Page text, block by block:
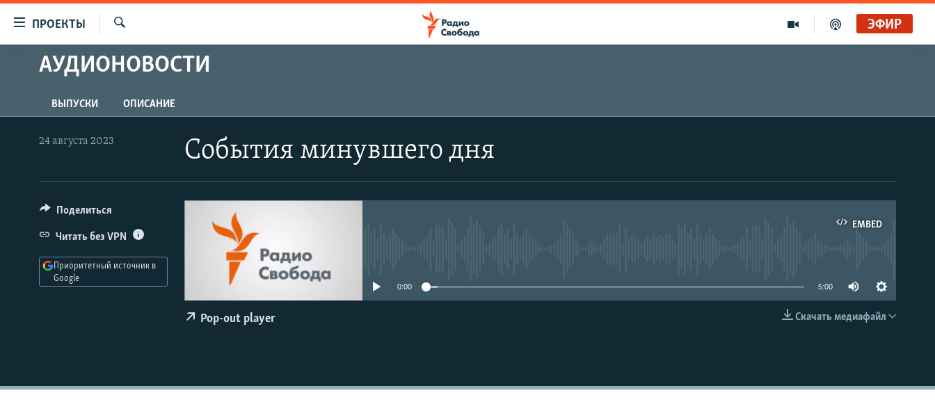
упрощенного
доступа
Вернуться
к
основному
главной
Вернутся
ПРОЕКТЫ
ПРОГРАММЫ
АВТОРСКИЕ ПРОЕКТЫ
ЦИТАТЫ СВОБОДЫ
IDEL.РЕАЛИИ
КАВКАЗ.РЕАЛИИ
СЕВЕР.РЕАЛИИ
СИБИРЬ.РЕАЛИИ
ЭФИР
АУДИОНОВОСТИ
ВЫПУСКИ ОПИСАНИЕ
События минувшего дня
24 августа 2023
EMBED
EMBED
0:00 5:00
Скачать медиафайл
Pop-out player
Поделиться
Читать без VPN
Приоритетный источник в
Google